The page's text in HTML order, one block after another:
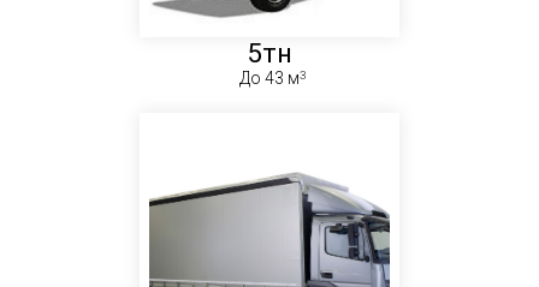
5тн
До 43 м